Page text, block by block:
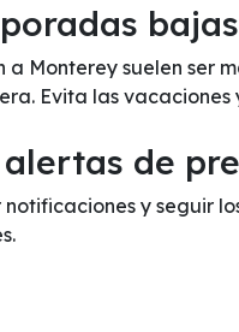
bajas
a Monterey suelen ser
Evita las
de
y seguir